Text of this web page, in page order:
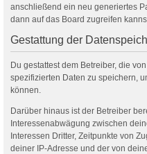
anschließend ein neu generiertes
dann auf das Board zugreifen
Gestattung der
Du gestattest dem Betreiber, die
spezifizierten Daten zu speichern,
können.
Darüber hinaus ist der Betreiber
Interessenabwägung zwischen
Interessen Dritter, Zeitpunkte von
deiner IP-Adresse und der von